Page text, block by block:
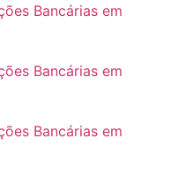
Bancárias em
Bancárias em
Bancárias em